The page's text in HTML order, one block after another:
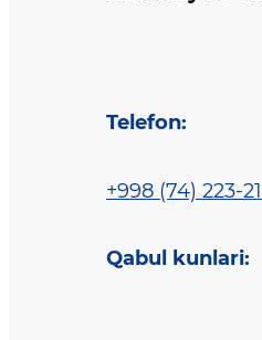
Telefon:
+998 (74) 223-
Qabul kunlari: